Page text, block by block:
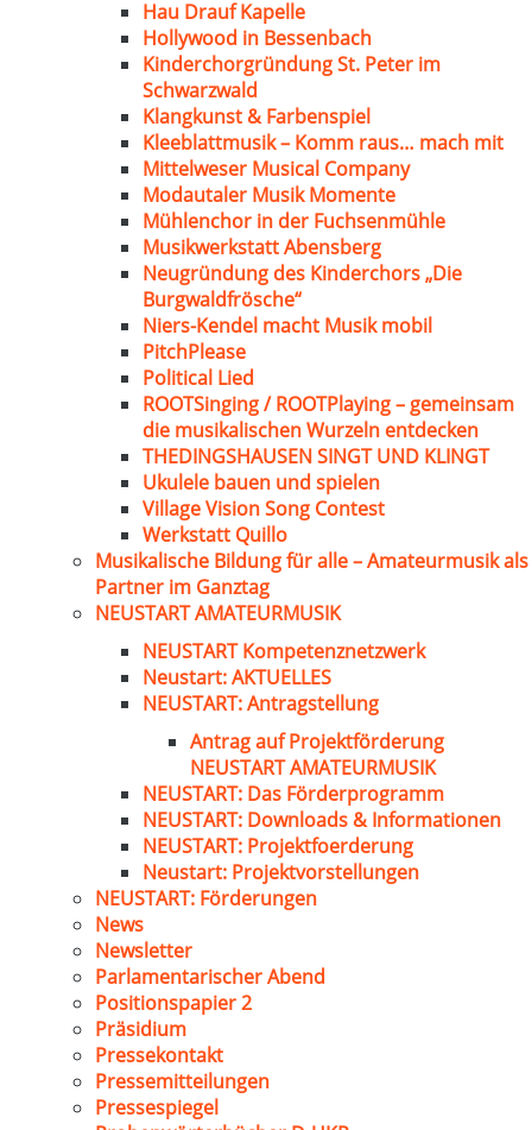
Hau Drauf Kapelle
Hollywood in Bessenbach
Kinderchorgründung St. Peter im
Schwarzwald
Klangkunst & Farbenspiel
Kleeblattmusik – Komm raus… mach mit
Mittelweser Musical Company
Modautaler Musik Momente
Mühlenchor in der Fuchsenmühle
Musikwerkstatt Abensberg
Neugründung des Kinderchors „Die
Burgwaldfrösche“
Niers-Kendel macht Musik mobil
PitchPlease
Political Lied
ROOTSinging / ROOTPlaying – gemeinsam
die musikalischen Wurzeln entdecken
THEDINGSHAUSEN SINGT UND KLINGT
Ukulele bauen und spielen
Village Vision Song Contest
Werkstatt Quillo
Musikalische Bildung für alle – Amateurmusik als
Partner im Ganztag
NEUSTART AMATEURMUSIK
NEUSTART Kompetenznetzwerk
Neustart: AKTUELLES
NEUSTART: Antragstellung
Antrag auf Projektförderung
NEUSTART AMATEURMUSIK
NEUSTART: Das Förderprogramm
NEUSTART: Downloads & Informationen
NEUSTART: Projektfoerderung
Neustart: Projektvorstellungen
NEUSTART: Förderungen
News
Newsletter
Parlamentarischer Abend
Positionspapier 2
Präsidium
Pressekontakt
Pressemitteilungen
Pressespiegel